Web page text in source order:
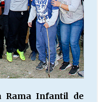
Rama Infantil de